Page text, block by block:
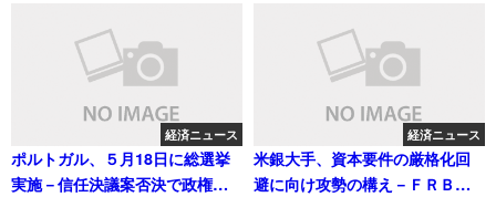
経済ニュース
ポルトガル、５月18日に総選挙
実施－信任決議案否決で政権崩
経済ニュース
米銀大手、資本要件の厳格化回
避に向け攻勢の構え－ＦＲＢ規